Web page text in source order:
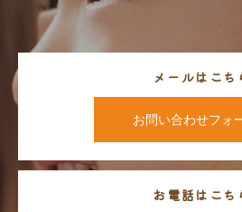
メールはこち
お問い合わせフォ
お電話はこち